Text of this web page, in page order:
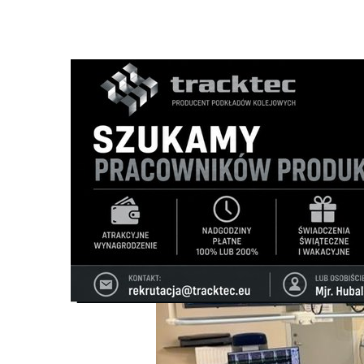
Ścieżka
nawigacyjna
Strona główna Wiadomości /Zdrowie i uroda
ZDROWIE I URODA 02/06/2026 /0 Komentarzy
Ważny krok w rozwoju nowoczesnej